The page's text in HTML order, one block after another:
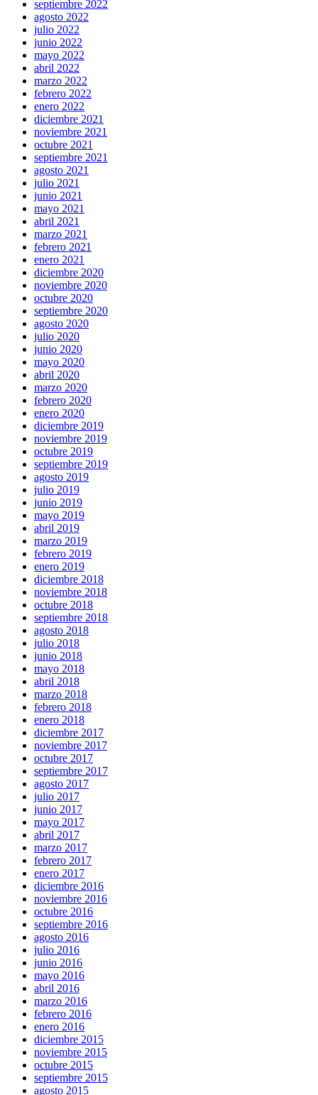
septiembre 2022
agosto 2022
julio 2022
junio 2022
mayo 2022
abril 2022
marzo 2022
febrero 2022
enero 2022
diciembre 2021
noviembre 2021
octubre 2021
septiembre 2021
agosto 2021
julio 2021
junio 2021
mayo 2021
abril 2021
marzo 2021
febrero 2021
enero 2021
diciembre 2020
noviembre 2020
octubre 2020
septiembre 2020
agosto 2020
julio 2020
junio 2020
mayo 2020
abril 2020
marzo 2020
febrero 2020
enero 2020
diciembre 2019
noviembre 2019
octubre 2019
septiembre 2019
agosto 2019
julio 2019
junio 2019
mayo 2019
abril 2019
marzo 2019
febrero 2019
enero 2019
diciembre 2018
noviembre 2018
octubre 2018
septiembre 2018
agosto 2018
julio 2018
junio 2018
mayo 2018
abril 2018
marzo 2018
febrero 2018
enero 2018
diciembre 2017
noviembre 2017
octubre 2017
septiembre 2017
agosto 2017
julio 2017
junio 2017
mayo 2017
abril 2017
marzo 2017
febrero 2017
enero 2017
diciembre 2016
noviembre 2016
octubre 2016
septiembre 2016
agosto 2016
julio 2016
junio 2016
mayo 2016
abril 2016
marzo 2016
febrero 2016
enero 2016
diciembre 2015
noviembre 2015
octubre 2015
septiembre 2015
agosto 2015